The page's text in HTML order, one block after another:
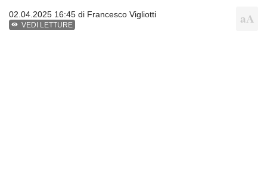
02.04.2025 16:45 di Francesco Vigliotti
VEDI LETTURE